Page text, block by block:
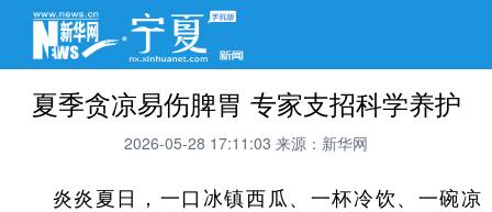
夏季贪凉易伤脾胃 专家支招科学养护
2026-05-28 17:11:03 来源：新华网
炎炎夏日，一口冰镇西瓜、一杯冷饮、一碗凉